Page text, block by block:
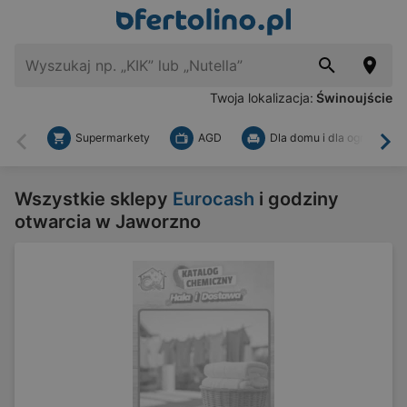
Twoja lokalizacja: Świnoujście
Wstecz
Supermarkety AGD Dla domu i dla ogrodu
Wszystkie sklepy Eurocash i godziny
otwarcia w Jaworzno